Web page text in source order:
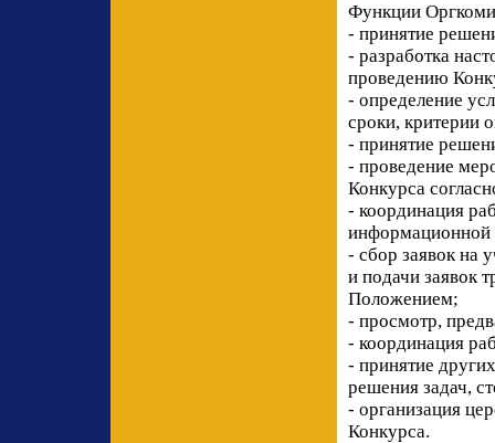
Функции
- принятие
- разработка
проведению
- определение
сроки, критерии
- принятие
- проведение
Конкурса
- координация
информационной
- сбор заявок на
и подачи заявок
Положением;
- просмотр,
- координация
- принятие
решения задач,
- организация
Конкурса.